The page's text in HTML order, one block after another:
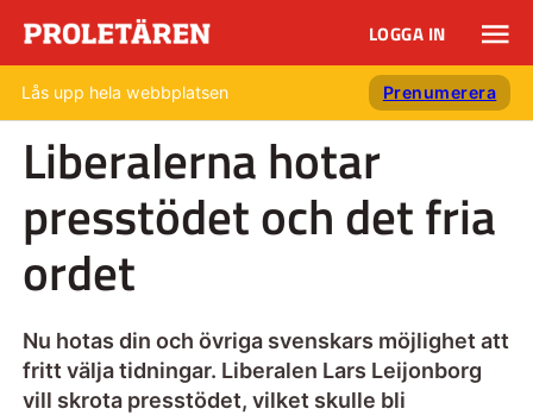
LOGGA IN
Lås upp hela webbplatsen Prenumerera
Liberalerna hotar
presstödet och det fria
ordet
Nu hotas din och övriga svenskars möjlighet att
fritt välja tidningar. Liberalen Lars Leijonborg
vill skrota presstödet, vilket skulle bli